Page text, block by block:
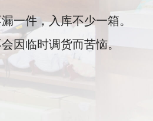
一件，入库不少一箱。
因临时调货而苦恼。